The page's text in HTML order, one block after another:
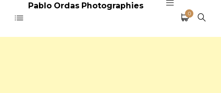
Pablo Ordas Photographies
0